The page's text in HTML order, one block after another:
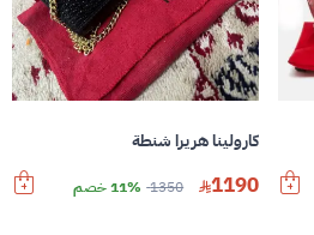
كارولينا هريرا شنطة
1190
1350 11% خصم